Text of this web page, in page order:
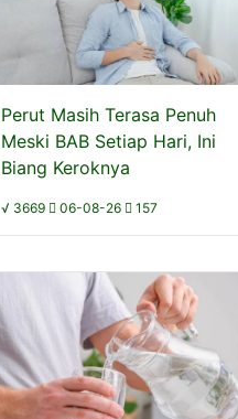
Perut Masih Terasa Penuh
Meski BAB Setiap Hari, Ini
Biang Keroknya
√ 3669 06-08-26 157